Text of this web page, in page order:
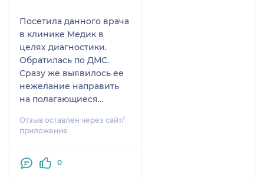
Посетила данного врача
в клинике Медик в
целях диагностики.
Обратилась по ДМС.
Сразу же выявилось ее
нежелание направить
на полагающиеся
сложилось такое
впечатление ,что врачу
нее какой то личный
Отзыв оставлен через сайт/
приложение
0